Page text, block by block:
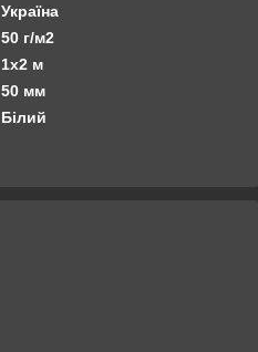
Україна
50 г/м2
1х2 м
50 мм
Білий